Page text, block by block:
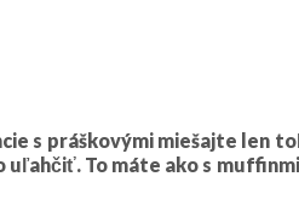
s práškovými miešajte len
To máte ako s